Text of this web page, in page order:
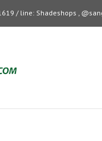
/ line: Shadeshops ,